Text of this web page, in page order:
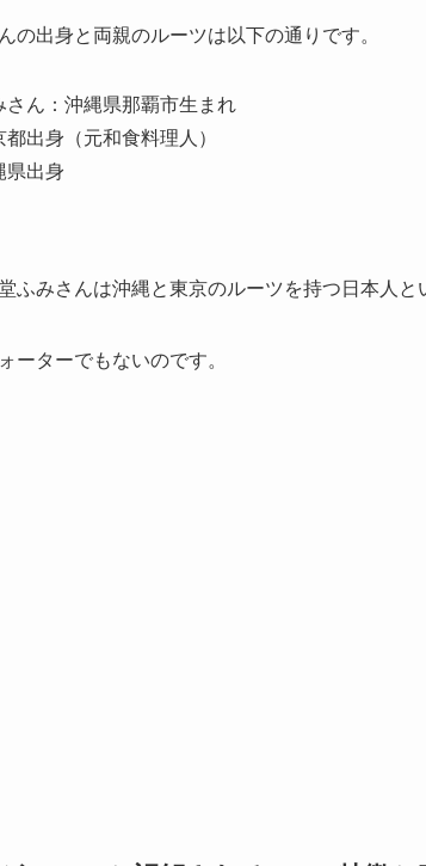
の出身と両親のルーツは以下の通りです。
さん：沖縄県那覇市生まれ
出身（元和食料理人）
県出身
ふみさんは沖縄と東京のルーツを持つ日本人と
ーターでもないのです。